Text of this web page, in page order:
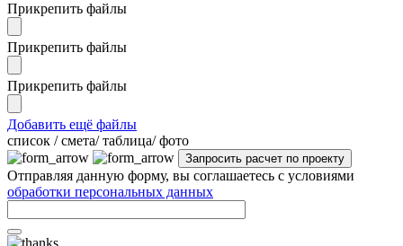
Прикрепить файлы
Прикрепить файлы
Прикрепить файлы
Добавить ещё файлы
cписок / смета/ таблица/ фото
Отправляя данную форму, вы соглашаетесь с условиями
обработки персональных данных